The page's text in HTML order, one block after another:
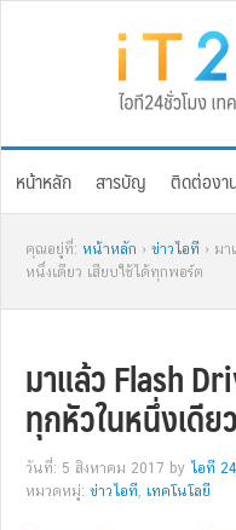
หน้าหลัก สารบัญ ติดต่องา
คุณอยู่ที่: หน้าหลัก › ข่าวไอที › ม
หนึ่งเดียว เสียบใช้ได้ทุกพอร์ต
มาแล้ว Flash
ทุกหัวในหนึ่งเดีย
วันที่: 5 สิงหาคม 2017 by ไอที
หมวดหมู่: ข่าวไอที, เทคโนโลยี